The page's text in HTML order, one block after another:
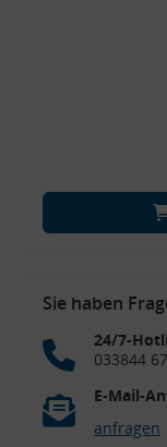
Sie haben
24/7-
033844
E-Mail-
anfragen